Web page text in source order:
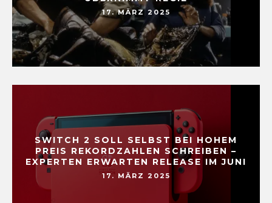
17. MÄRZ 2025
SWITCH 2 SOLL SELBST BEI HOHEM
PREIS REKORDZAHLEN SCHREIBEN –
EXPERTEN ERWARTEN RELEASE IM JUNI
17. MÄRZ 2025